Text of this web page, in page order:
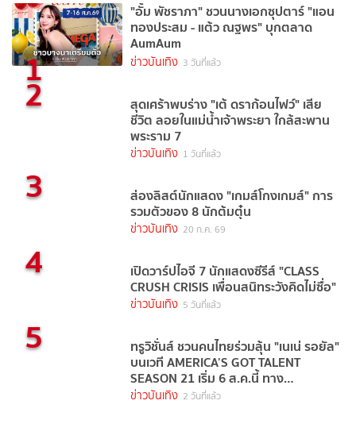
1
"อั้ม พัชราภา" ชวนนางเอกซุปตาร์ "แอน
ทองประสม - แต้ว ณฐพร" บุกตลาด
AumAum
ข่าวบันเทิง 3 วันที่แล้ว
2 สุดเศร้าพบร่าง "เต้ ดราก้อนไฟว์" เสีย
ชีวิต ลอยในแม่น้ำเจ้าพระยา ใกล้สะพาน
พระราม 7
ข่าวบันเทิง 1 วันที่แล้ว
3 ส่องลิสต์นักแสดง "เกมส์โกงเกมส์" การ
รวมตัวของ 8 นักต้มตุ๋น
ข่าวบันเทิง 20 ก.ค. 69
4 เปิดวาร์ปไอจี 7 นักแสดงซีรีส์ "CLASS
CRUSH CRISIS เพื่อนสนิทระวังคิดไม่ซื่อ"
ข่าวบันเทิง 5 วันที่แล้ว
5 ทรูวิชั่นส์ ชวนคนไทยร่วมลุ้น "เนเน่ รอยัล"
บนเวที AMERICA’S GOT TALENT
SEASON 21 เริ่ม 6 ส.ค.นี้ ทาง
TrueVisions NOW
ข่าวบันเทิง 2 วันที่แล้ว